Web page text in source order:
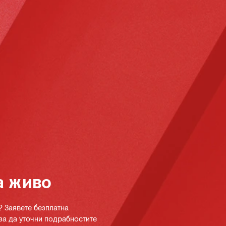
живо
безплатна
да уточни подрабностите